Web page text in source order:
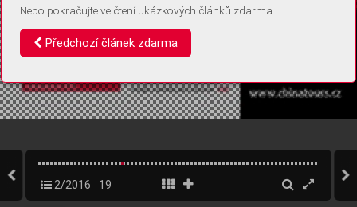
2/2016 19
Nebo pokračujte ve čtení ukázkových článků zdarma
Předchozí článek zdarma